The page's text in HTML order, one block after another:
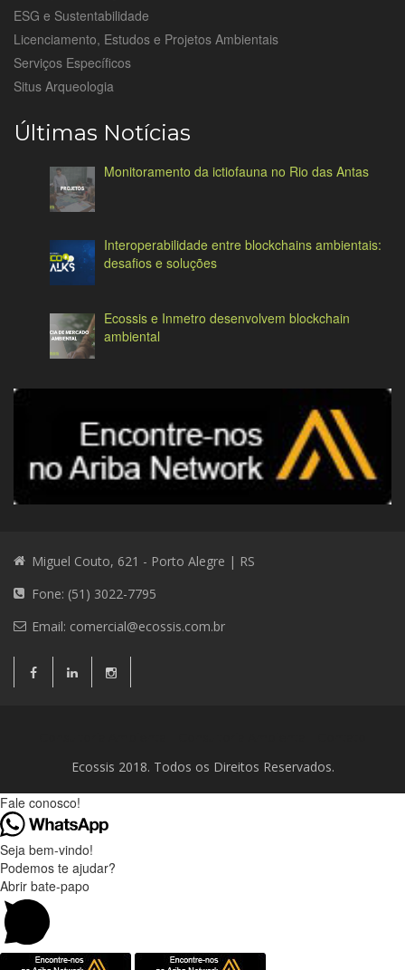
ESG e Sustentabilidade
Licenciamento, Estudos e Projetos Ambientais
Serviços Específicos
Situs Arqueologia
Últimas Notícias
Monitoramento da ictiofauna no Rio das Antas
Interoperabilidade entre blockchains ambientais:
desafios e soluções
Ecossis e Inmetro desenvolvem blockchain
ambiental
Miguel Couto, 621 - Porto Alegre | RS
Fone: (51) 3022-7795
Email: comercial@ecossis.com.br
Ecossis 2018. Todos os Direitos Reservados.
Fale conosco!
Seja bem-vindo!
Podemos te ajudar?
Abrir bate-papo